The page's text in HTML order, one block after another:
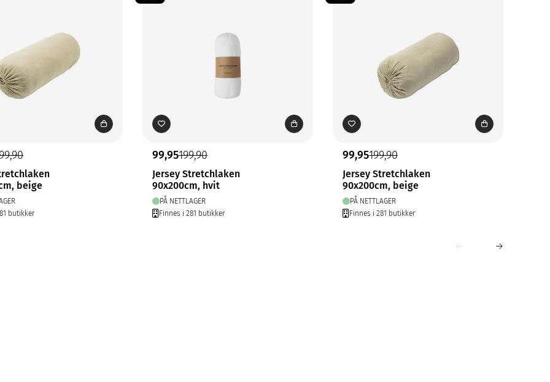
beige
butikker
99,95199,90
Jersey Stretchlaken
90x200cm, hvit
PÅ NETTLAGER
Finnes i 281 butikker
99,95199,90
Jersey Stretchlaken
90x200cm, beige
PÅ NETTLAGER
Finnes i 281 butikker